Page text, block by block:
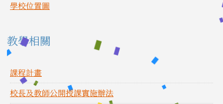
學校位置圖
教學相關
課程計畫
校長及教師公開授課實施辦法